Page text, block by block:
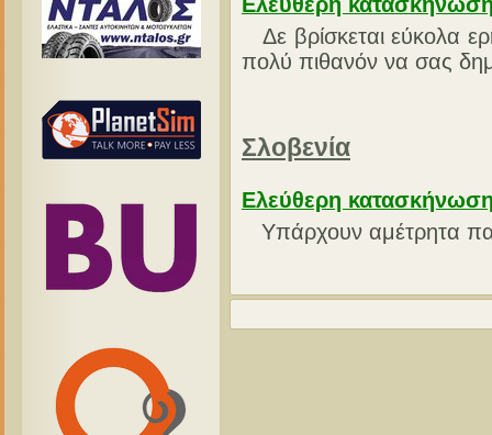
Δε βρίσκεται εύκολα
πολύ πιθανόν να σας
Σλοβενία
Ελεύθερη
Υπάρχουν αμέτρητα